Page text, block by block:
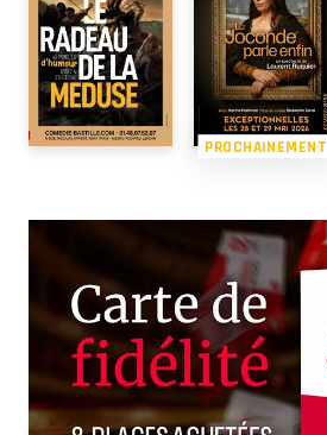
PROCHAINEMENT